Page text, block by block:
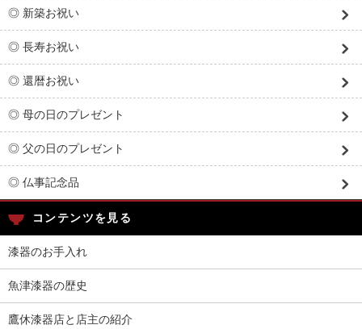
◎ 新築お祝い
◎ 長寿お祝い
◎ 還暦お祝い
◎ 母の日のプレゼント
◎ 父の日のプレゼント
◎ 仏事記念品
コンテンツを見る
漆器のお手入れ
魚津漆器の歴史
鷹休漆器店と店主の紹介